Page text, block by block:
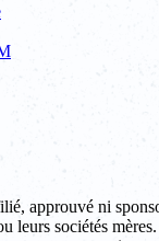
approuvé ni
leurs sociétés